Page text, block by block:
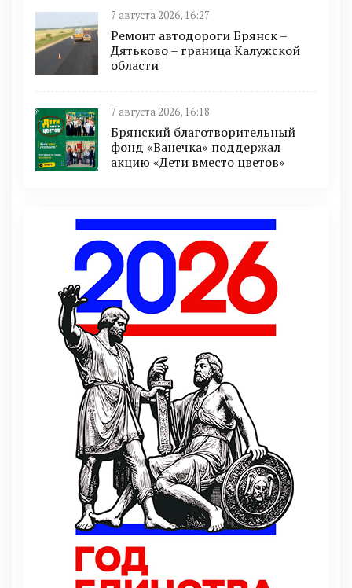
7 августа 2026, 16:27
Ремонт автодороги Брянск –
Дятьково – граница Калужской
области
7 августа 2026, 16:18
Брянский благотворительный
фонд «Ванечка» поддержал
акцию «Дети вместо цветов»